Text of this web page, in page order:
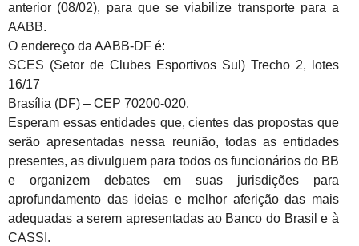
anterior (08/02), para que se viabilize transporte para a
AABB.
O endereço da AABB-DF é:
SCES (Setor de Clubes Esportivos Sul) Trecho 2, lotes
16/17
Brasília (DF) – CEP 70200-020.
Esperam essas entidades que, cientes das propostas que
serão apresentadas nessa reunião, todas as entidades
presentes, as divulguem para todos os funcionários do BB
e organizem debates em suas jurisdições para
aprofundamento das ideias e melhor aferição das mais
adequadas a serem apresentadas ao Banco do Brasil e à
CASSI.